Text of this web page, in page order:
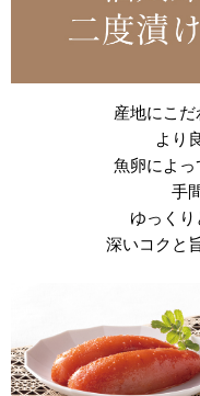
産地にこだ
より
魚卵によっ
手
ゆっく
深いコクと